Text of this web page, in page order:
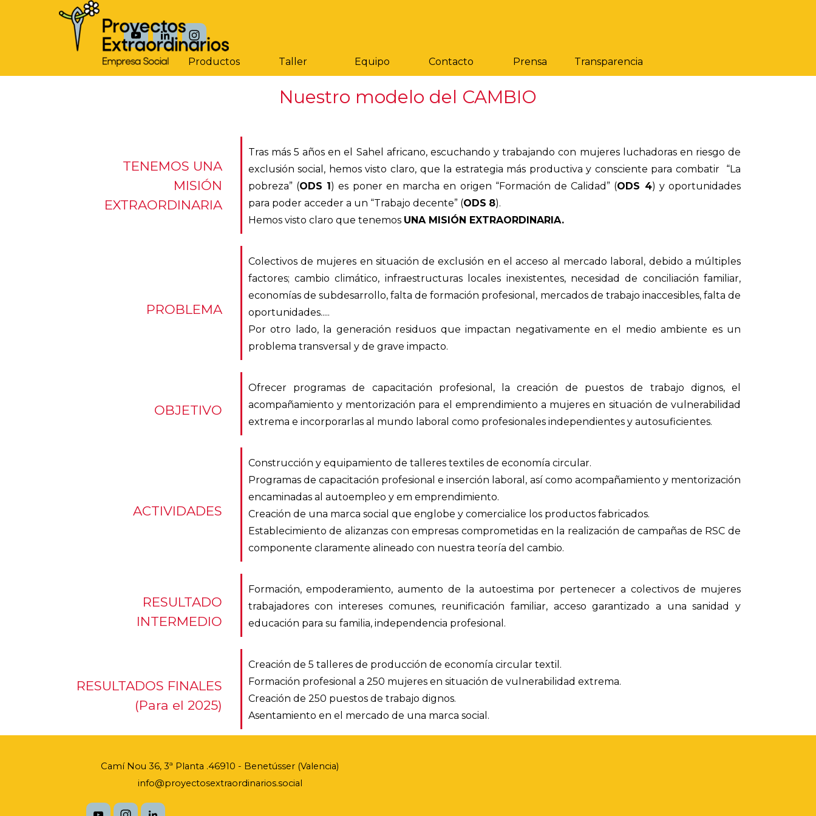
Saltar menú
Productos Taller Equipo Contacto Prensa Transparencia
Nuestro modelo del CAMBIO
Tras más 5 años en el Sahel africano, escuchando y trabajando con mujeres luchadoras en riesgo de
exclusión social, hemos visto claro, que la estrategia más productiva y consciente para combatir “La
pobreza” (ODS 1) es poner en marcha en origen “Formación de Calidad” (ODS 4) y oportunidades
para poder acceder a un “Trabajo decente” (ODS 8).
Hemos visto claro que tenemos UNA MISIÓN EXTRAORDINARIA.
TENEMOS UNA
MISIÓN
EXTRAORDINARIA
Colectivos de mujeres en situación de exclusión en el acceso al mercado laboral, debido a múltiples
factores; cambio climático, infraestructuras locales inexistentes, necesidad de conciliación familiar,
economías de subdesarrollo, falta de formación profesional, mercados de trabajo inaccesibles, falta de
oportunidades.....
Por otro lado, la generación residuos que impactan negativamente en el medio ambiente es un
problema transversal y de grave impacto.
PROBLEMA
Ofrecer programas de capacitación profesional, la creación de puestos de trabajo dignos, el
acompañamiento y mentorización para el emprendimiento a mujeres en situación de vulnerabilidad
extrema e incorporarlas al mundo laboral como profesionales independientes y autosuficientes.
OBJETIVO
Construcción y equipamiento de talleres textiles de economía circular.
Programas de capacitación profesional e inserción laboral, así como acompañamiento y mentorización
encaminadas al autoempleo y em emprendimiento.
Creación de una marca social que englobe y comercialice los productos fabricados.
Establecimiento de alizanzas con empresas comprometidas en la realización de campañas de RSC de
componente claramente alineado con nuestra teoría del cambio.
ACTIVIDADES
Formación, empoderamiento, aumento de la autoestima por pertenecer a colectivos de mujeres
trabajadores con intereses comunes, reunificación familiar, acceso garantizado a una sanidad y
educación para su familia, independencia profesional.
RESULTADO
INTERMEDIO
Creación de 5 talleres de producción de economía circular textil.
Formación profesional a 250 mujeres en situación de vulnerabilidad extrema.
Creación de 250 puestos de trabajo dignos.
Asentamiento en el mercado de una marca social.
RESULTADOS FINALES
(Para el 2025)
Camí Nou 36, 3ª Planta .46910 - Benetússer (Valencia)
info@proyectosextraordinarios.social